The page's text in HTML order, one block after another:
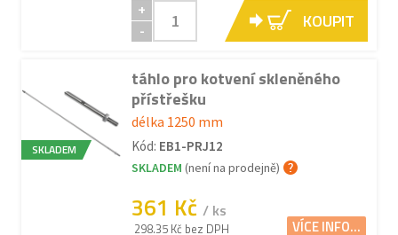
+
-
KOUPIT
SKLADEM
táhlo pro kotvení skleněného
přístřešku
délka 1250 mm
Kód: EB1-PRJ12
SKLADEM (není na prodejně)
361 Kč / ks
298.35 Kč bez DPH VÍCE INFO...